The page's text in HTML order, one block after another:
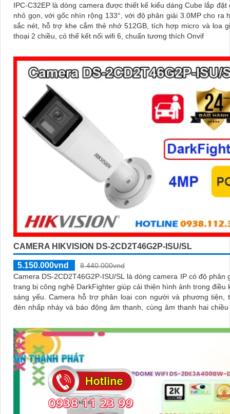
IPC-C32EP là dòng camera được thiết kế kiểu dáng Cube lắp đặt
nhỏ gọn, với gốc nhìn rộng 133°, với độ phân giải 3.0MP cho ra
sắc nét, hỗ trợ khe cắm thẻ nhớ 512GB, tích hợp micro và loa
thoại 2 chiều, có thể kết nối wifi 6, chuẩn tương thích Onvif
CAMERA HIKVISION DS-2CD2T46G2P-ISU/SL
5.150.000vnd
8.440.000vnd
Camera DS-2CD2T46G2P-ISU/SL là dòng camera IP có độ phân
trang bị công nghệ DarkFighter giúp cải thiện hình ảnh trong điều
sáng yếu. Camera hỗ trợ phân loại con người và phương tiện, tích hợp
đèn nhấp nháy và báo động âm thanh, cùng âm thanh hai